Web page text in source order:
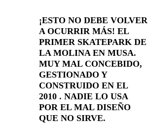
¡ESTO NO DEBE VOLVER
A OCURRIR MÁS! EL
PRIMER SKATEPARK DE
LA MOLINA EN MUSA.
MUY MAL CONCEBIDO,
GESTIONADO Y
CONSTRUIDO EN EL
2010 . NADIE LO USA
POR EL MAL DISEÑO
QUE NO SIRVE.